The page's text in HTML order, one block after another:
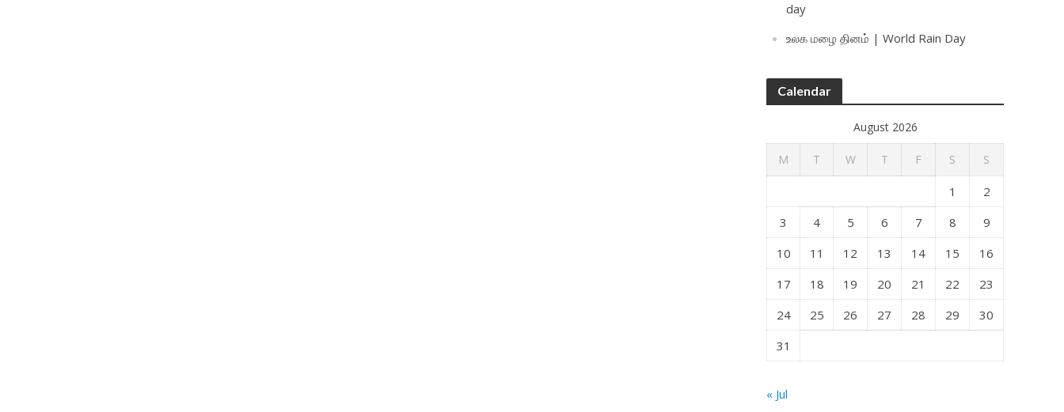
day
உலக மழை தினம் | World Rain Day
Calendar
August 2026
M T W T F S S
1
2
3
4 5 6 7 8
9
10
11 12 13 14 15
16
17
18 19 20 21 22
23
24
25 26 27 28 29
30
31
« Jul